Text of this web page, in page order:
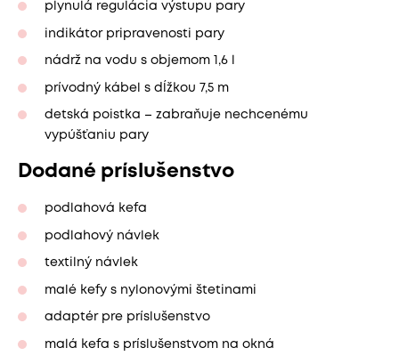
plynulá regulácia výstupu pary
indikátor pripravenosti pary
nádrž na vodu s objemom 1,6 l
prívodný kábel s dĺžkou 7,5 m
detská poistka – zabraňuje nechcenému
vypúšťaniu pary
Dodané príslušenstvo
podlahová kefa
podlahový návlek
textilný návlek
malé kefy s nylonovými štetinami
adaptér pre príslušenstvo
malá kefa s príslušenstvom na okná